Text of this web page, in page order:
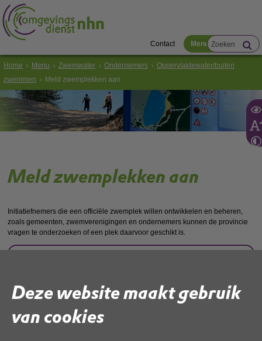
Deze website maakt gebruik
van cookies
Contact Menu
Home Menu Zwemwater Ondernemers
Oppervlaktewater/buiten
zwemmen
Meld zwemplekken aan
Meld zwemplekken aan
Initiatiefnemers die een officiële zwemplek willen ontwikkelen en beheren,
zoals gemeenten, zwemverenigingen en ondernemers kunnen de provincie
vragen te onderzoeken of een plek daarvoor geschikt is.
Deel deze pagina